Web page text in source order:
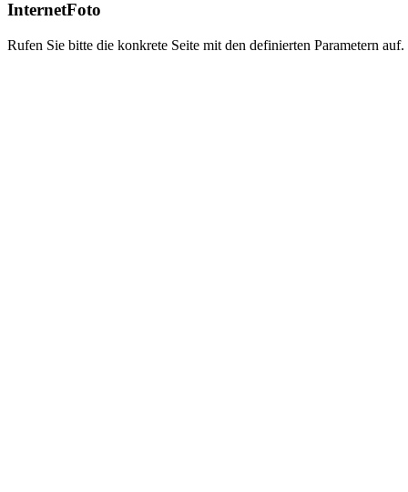
InternetFoto
Rufen Sie bitte die konkrete Seite mit den definierten Parametern auf.